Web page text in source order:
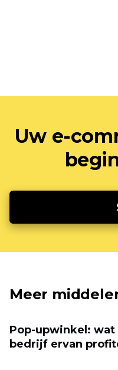
Uw e-
Meer
Pop-upwinkel:
bedrijf ervan